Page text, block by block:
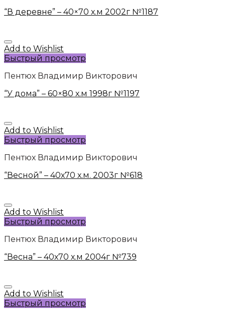
“В деревне” – 40×70 х.м 2002г №1187
Add to Wishlist
Быстрый просмотр
Пентюх Владимир Викторович
“У дома” – 60×80 х.м 1998г №1197
Add to Wishlist
Быстрый просмотр
Пентюх Владимир Викторович
“Весной” – 40х70 х.м. 2003г №618
Add to Wishlist
Быстрый просмотр
Пентюх Владимир Викторович
“Весна” – 40х70 х.м 2004г №739
Add to Wishlist
Быстрый просмотр